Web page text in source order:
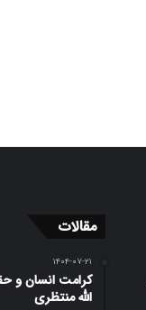
مقالات
۱۴۰۴-۰۷-۲۱
کرامت انسان و
الله منتظری